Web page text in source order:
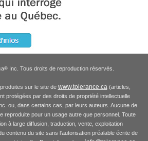
®Inc. Tous droits de reproduction réservés.
sur le site de www.tolerance.ca (articles,
protégées par des droits de propriété intellectuelle
ou, dans certains cas, par leurs auteurs. Aucune de
reproduite pour un usage autre que personnel. Toute
à large diffusion, traduction, vente, exploitation
contenu du site sans l'autorisation préalable écrite de